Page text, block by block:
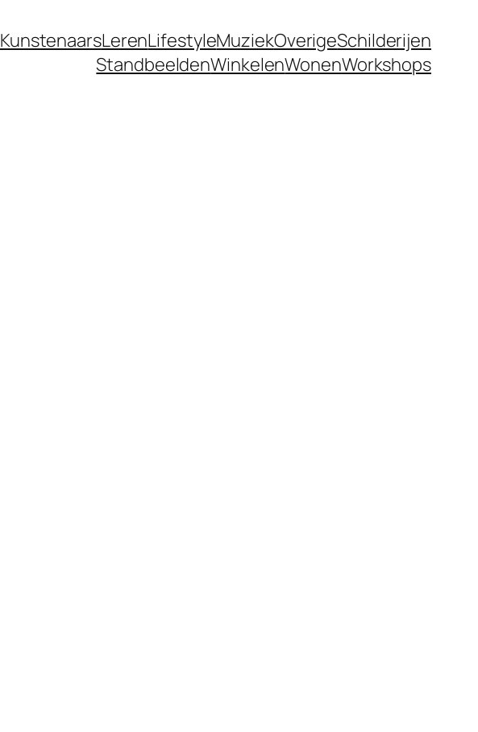
KunstenaarsLerenLifestyleMuziekOverigeSchilderijen
StandbeeldenWinkelenWonenWorkshops